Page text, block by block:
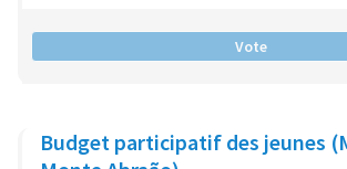
Vote
Budget participatif des jeunes